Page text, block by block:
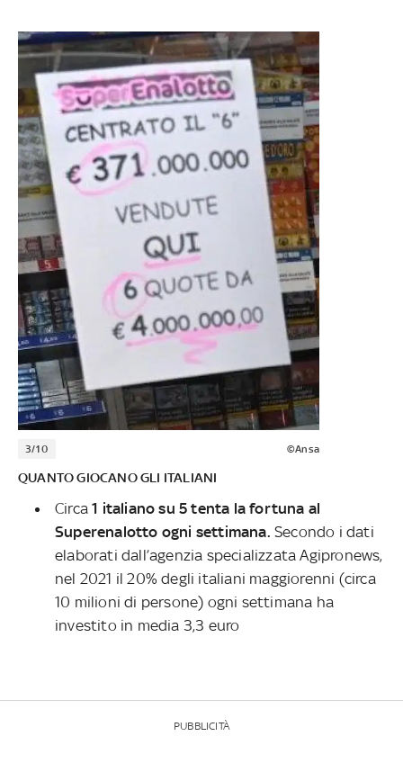
3/10 ©Ansa
QUANTO GIOCANO GLI ITALIANI
Circa1 italiano su 5 tenta la fortuna al
Superenalotto ogni settimana. Secondo i dati
elaborati dall’agenzia specializzata Agipronews,
nel 2021 il 20% degli italiani maggiorenni (circa
10 milioni di persone) ogni settimana ha
investito in media 3,3 euro
PUBBLICITÀ